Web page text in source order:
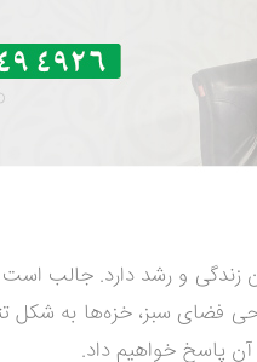
و رشد دارد. جالب است
فضای سبز، خزه‌ها به شکل
پاسخ خواهیم داد.